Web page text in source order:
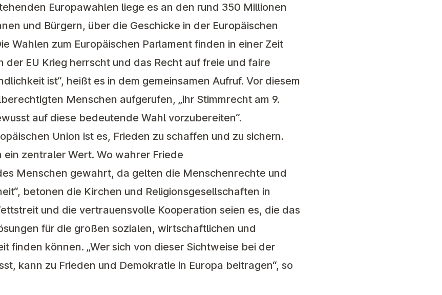
Europawahlen liege es an den rund 350 Millionen
und Bürgern, über die Geschicke in der Europäischen
Wahlen zum Europäischen Parlament finden in einer Zeit
der EU Krieg herrscht und das Recht auf freie und faire
ist“, heißt es in dem gemeinsamen Aufruf. Vor diesem
Menschen aufgerufen, „ihr Stimmrecht am 9.
auf diese bedeutende Wahl vorzubereiten“.
Union ist es, Frieden zu schaffen und zu sichern.
ein zentraler Wert. Wo wahrer Friede
Menschen gewahrt, da gelten die Menschenrechte und
betonen die Kirchen und Religionsgesellschaften in
und die vertrauensvolle Kooperation seien es, die das
für die großen sozialen, wirtschaftlichen und
finden können. „Wer sich von dieser Sichtweise bei der
kann zu Frieden und Demokratie in Europa beitragen“, so